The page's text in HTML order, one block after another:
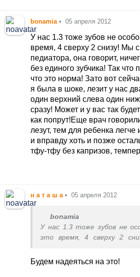
bonamia • 05 апреля 2012
У нас 1.3 тоже зубов не
время, 4 сверху 2 снизу! Мы
педиатора, она говорит,
без единого зубчика! Так что
что это норма! Зато вот
я была в шоке, лезит у нас
один верхний слева один
сразу! Может и у вас так
как попрут!Еще врач
лезут, тем для ребенка легче
и вправду хоть и позже
тфу-тфу без капризов,
н а т а ш а • 05 апреля 2012
bonamia
У нас 1.3 тоже зубов не
это время, 4 сверху 2
год без единого
показывает, что это
Будем надеяться на это!